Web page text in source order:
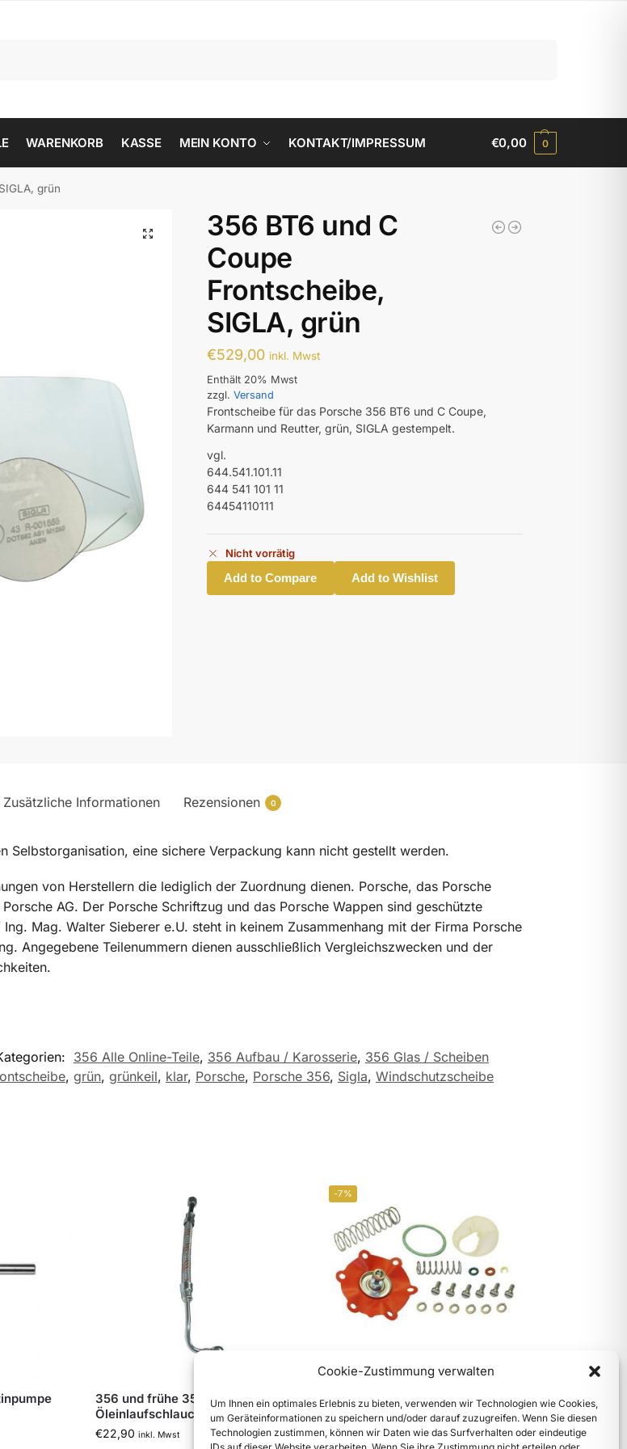
Cookie-Zustimmung verwalten
Um Ihnen ein optimales Erlebnis zu bieten, verwenden wir Technologien wie Cookies,
um Geräteinformationen zu speichern und/oder darauf zuzugreifen. Wenn Sie diesen
Technologien zustimmen, können wir Daten wie das Surfverhalten oder eindeutige
WARENKORB KASSE MEIN KONTO KONTAKT/IMPRESSUM €0,00 0
grün
356 BT6 und C
Coupe
Frontscheibe,
SIGLA, grün
€529,00 inkl. Mwst
Enthält 20% Mwst
zzgl.Versand
Frontscheibe für das Porsche 356 BT6 und C Coupe,
Karmann und Reutter, grün, SIGLA gestempelt.
vgl.
644.541.101.11
644 541 101 11
64454110111
Nicht vorrätig
Add to Compare Add to Wishlist
Zusätzliche Informationen Rezensionen 0
Selbstorganisation, eine sichere Verpackung kann nicht gestellt werden.
von Herstellern die lediglich der Zuordnung dienen. Porsche, das Porsche
AG. Der Porsche Schriftzug und das Porsche Wappen sind geschützte
Mag. Walter Sieberer e.U. steht in keinem Zusammenhang mit der Firma Porsche
Angegebene Teilenummern dienen ausschließlich Vergleichszwecken und der
356 Alle Online-Teile, 356 Aufbau / Karosserie, 356 Glas / Scheiben
, grün, grünkeil, klar, Porsche, Porsche 356, Sigla, Windschutzscheibe
356 und frühe 356A
Öleinlaufschlauch
€22,90 inkl. Mwst
-7%
356B-T6 u. 356 C, 912
Benzinpumpe, Kraftstoffpumpe
Reparatursatz